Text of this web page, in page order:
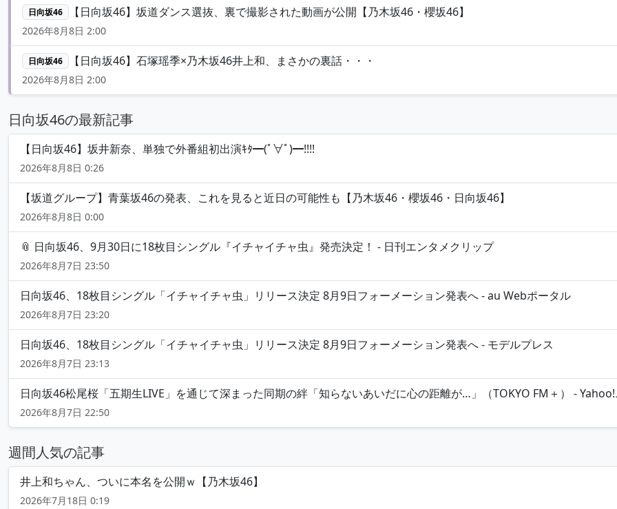
日向坂46 【日向坂46】坂道ダンス選抜、裏で撮影された動画が公開【乃木坂46・櫻坂46】
2026年8月8日 2:00
日向坂46 【日向坂46】石塚瑶季×乃木坂46井上和、まさかの裏話・・・
2026年8月8日 2:00
日向坂46の最新記事
【日向坂46】坂井新奈、単独で外番組初出演ｷﾀ━(ﾟ∀ﾟ)━!!!!
2026年8月8日 0:26
【坂道グループ】青葉坂46の発表、これを見ると近日の可能性も【乃木坂46・櫻坂46・日向坂46】
2026年8月8日 0:00
📎 日向坂46、9月30日に18枚目シングル『イチャイチャ虫』発売決定！ - 日刊エンタメクリップ
2026年8月7日 23:50
日向坂46、18枚目シングル「イチャイチャ虫」リリース決定 8月9日フォーメーション発表へ - au Webポータル
2026年8月7日 23:20
日向坂46、18枚目シングル「イチャイチャ虫」リリース決定 8月9日フォーメーション発表へ - モデルプレス
2026年8月7日 23:13
日向坂46松尾桜「五期生LIVE」を通じて深まった同期の絆「知らないあいだに心の距離が…」（TOKYO FM＋） -
2026年8月7日 22:50
週間人気の記事
井上和ちゃん、ついに本名を公開ｗ【乃木坂46】
2026年7月18日 0:19